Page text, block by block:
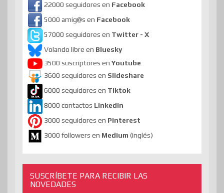
22000 seguidores en Facebook
5000 amig@s en Facebook
57000 seguidores en Twitter - X
Volando libre en Bluesky
3500 suscriptores en Youtube
3600 seguidores en Slideshare
6000 seguidores en Tiktok
8000 contactos Linkedin
3000 seguidores en Pinterest
3000 followers en Medium (inglés)
SUSCRÍBETE PARA RECIBIR LAS
NOVEDADES